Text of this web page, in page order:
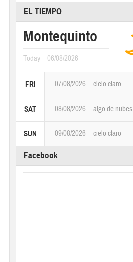
EL TIEMPO
Montequinto
Today 06/08/2026
FRI 07/08/2026 cielo claro
SAT 08/08/2026 algo de nubes
SUN 09/08/2026 cielo claro
Facebook